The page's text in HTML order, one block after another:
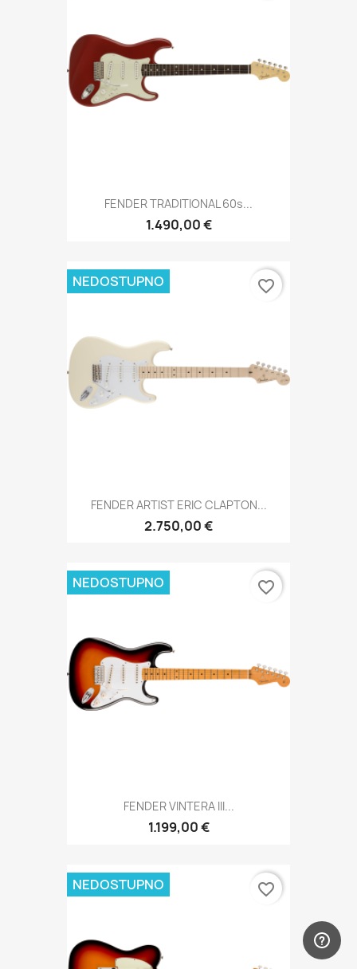
FENDER TRADITIONAL 60s...
1.490,00 €
FENDER ARTIST ERIC CLAPTON...
2.750,00 €
NEDOSTUPNO favorite_border
FENDER VINTERA III...
1.199,00 €
NEDOSTUPNO favorite_border
NEDOSTUPNO favorite_border